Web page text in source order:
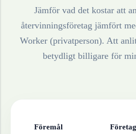
Jämför vad det kostar att
återvinningsföretag jämfört
Worker (privatperson). Att
betydligt billigare för
Föremål